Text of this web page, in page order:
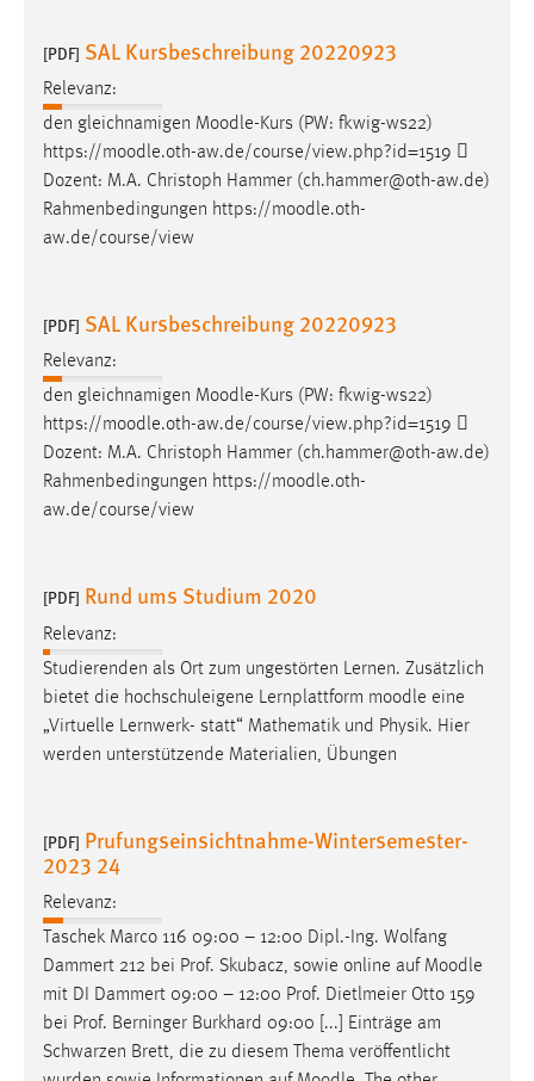
[PDF] SAL Kursbeschreibung 20220923
Relevanz:
den gleichnamigen Moodle-Kurs (PW: fkwig-ws22)
https://moodle.oth-aw.de/course/view.php?id=1519 
Dozent: M.A. Christoph Hammer (ch.hammer@oth-aw.de)
Rahmenbedingungen https://moodle.oth-
aw.de/course/view
[PDF] SAL Kursbeschreibung 20220923
Relevanz:
den gleichnamigen Moodle-Kurs (PW: fkwig-ws22)
https://moodle.oth-aw.de/course/view.php?id=1519 
Dozent: M.A. Christoph Hammer (ch.hammer@oth-aw.de)
Rahmenbedingungen https://moodle.oth-
aw.de/course/view
[PDF] Rund ums Studium 2020
Relevanz:
Studierenden als Ort zum ungestörten Lernen. Zusätzlich
bietet die hochschuleigene Lernplattform moodle eine
„Virtuelle Lernwerk- statt“ Mathematik und Physik. Hier
werden unterstützende Materialien, Übungen
[PDF] Prufungseinsichtnahme-Wintersemester-
2023 24
Relevanz:
Taschek Marco 116 09:00 – 12:00 Dipl.-Ing. Wolfang
Dammert 212 bei Prof. Skubacz, sowie online auf Moodle
mit DI Dammert 09:00 – 12:00 Prof. Dietlmeier Otto 159
bei Prof. Berninger Burkhard 09:00 [...] Einträge am
Schwarzen Brett, die zu diesem Thema veröffentlicht